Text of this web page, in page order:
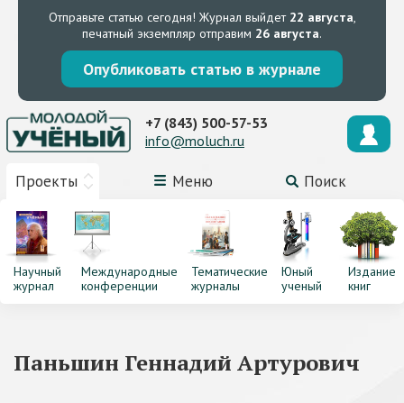
Отправьте статью сегодня! Журнал выйдет 22 августа,
печатный экземпляр отправим 26 августа.
Опубликовать статью в журнале
Проекты Меню Поиск
+7 (843) 500-57-53
info@moluch.ru
Научный
журнал
Международные
конференции
Тематические
журналы
Юный
ученый
Издание
книг
Паньшин Геннадий Артурович